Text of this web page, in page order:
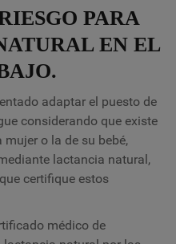
PARA
EN EL
adaptar el puesto de
considerando que existe
o la de su bebé,
lactancia natural,
certifique estos
médico de